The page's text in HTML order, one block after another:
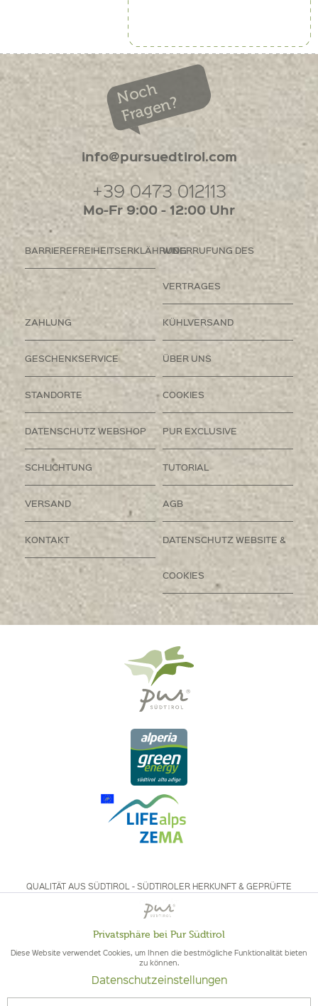
Noch
Fragen?
info@pursuedtirol.com
+39 0473 012113
Mo-Fr 9:00 - 12:00 Uhr
BARRIEREFREIHEITSERKLÄHRUNGWIDERRUFUNG DES
VERTRAGES
ZAHLUNG KÜHLVERSAND
GESCHENKSERVICE ÜBER UNS
STANDORTE COOKIES
DATENSCHUTZ WEBSHOP PUR EXCLUSIVE
SCHLICHTUNG TUTORIAL
VERSAND AGB
KONTAKT DATENSCHUTZ WEBSITE &
COOKIES
QUALITÄT AUS SÜDTIROL - SÜDTIROLER HERKUNFT & GEPRÜFTE
QUALITÄT
Aktiv
Inaktiv
Privatsphäre bei Pur Südtirol
Diese Website verwendet Cookies, um Ihnen die bestmögliche Funktionalität bieten
zu können.
Datenschutzeinstellungen